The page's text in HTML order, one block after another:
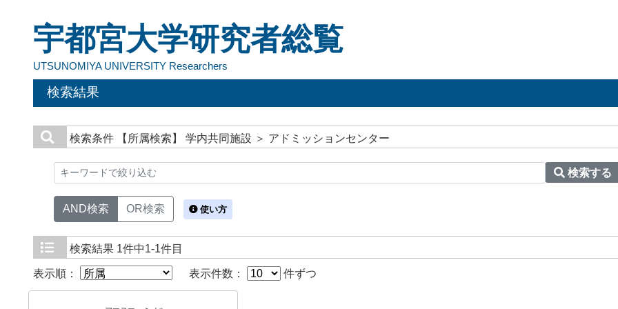
宇都宮大学研究者総覧
UTSUNOMIYA UNIVERSITY Researchers
検索結果
検索条件 【所属検索】 学内共同施設 ＞ アドミッションセンター
検索する
AND検索 OR検索 使い方
検索結果 1件中1-1件目
表示順： 表示件数： 件ずつ